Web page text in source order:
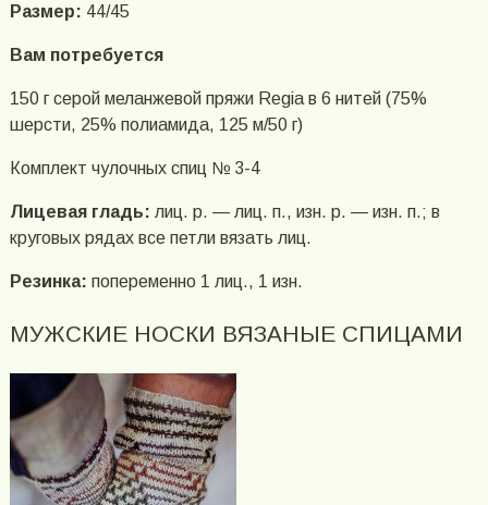
Размер: 44/45
Вам потребуется
150 г серой меланжевой пряжи Regia в 6 нитей (75%
шерсти, 25% полиамида, 125 м/50 г)
Комплект чулочных спиц № 3-4
Лицевая гладь: лиц. р. — лиц. п., изн. р. — изн. п.; в
круговых рядах все петли вязать лиц.
Резинка: попеременно 1 лиц., 1 изн.
МУЖСКИЕ НОСКИ ВЯЗАНЫЕ СПИЦАМИ